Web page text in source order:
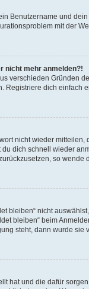
Benutzername und
mit der
nicht mehr anmelden?!
verschieden Gründen
dich einfach
nicht wieder
du dich schnell wieder
so wende
bleiben“ nicht
bleiben“ beim
steht, dann wurde
hat und die dafür